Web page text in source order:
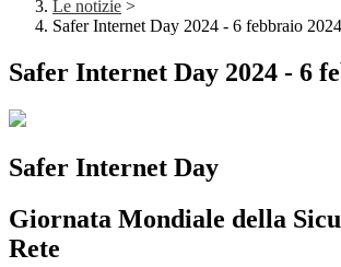
Le notizie >
Safer Internet Day 2024 - 6 febbraio 2024
Safer Internet Day 2024 - 6
Safer Internet Day
Giornata Mondiale della
Rete